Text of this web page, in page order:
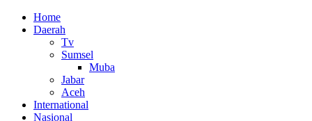
Home
Daerah
Tv
Sumsel
Muba
Jabar
Aceh
International
Nasional